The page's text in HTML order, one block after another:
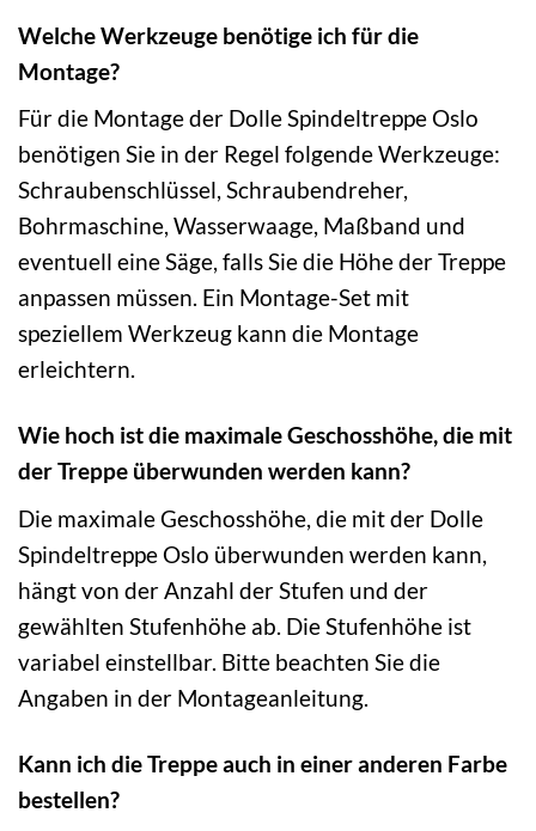
Welche Werkzeuge benötige ich für die
Montage?
Für die Montage der Dolle Spindeltreppe Oslo
benötigen Sie in der Regel folgende Werkzeuge:
Schraubenschlüssel, Schraubendreher,
Bohrmaschine, Wasserwaage, Maßband und
eventuell eine Säge, falls Sie die Höhe der Treppe
anpassen müssen. Ein Montage-Set mit
speziellem Werkzeug kann die Montage
erleichtern.
Wie hoch ist die maximale Geschosshöhe, die mit
der Treppe überwunden werden kann?
Die maximale Geschosshöhe, die mit der Dolle
Spindeltreppe Oslo überwunden werden kann,
hängt von der Anzahl der Stufen und der
gewählten Stufenhöhe ab. Die Stufenhöhe ist
variabel einstellbar. Bitte beachten Sie die
Angaben in der Montageanleitung.
Kann ich die Treppe auch in einer anderen Farbe
bestellen?